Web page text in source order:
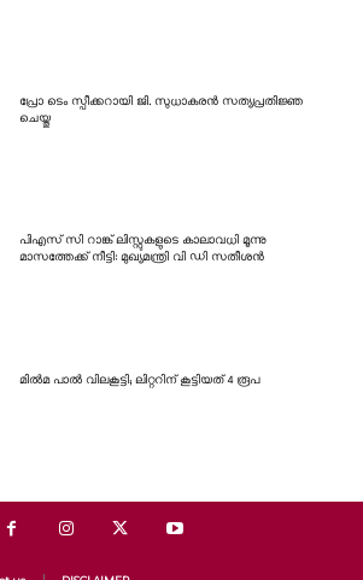
പ്രോ ടെം സ്പീക്കറായി ജി. സുധാകരൻ സത്യപ്രതിജ്ഞ
ചെയ്തു
പിഎസ് സി റാങ്ക് ലിസ്റ്റുകളുടെ കാലാവധി മൂന്നു
മാസത്തേക്ക് നീട്ടി: മുഖ്യമന്ത്രി വി ഡി സതീശൻ
മിൽമ പാൽ വിലകൂട്ടി; ലിറ്ററിന് കൂട്ടിയത് 4 രൂപ